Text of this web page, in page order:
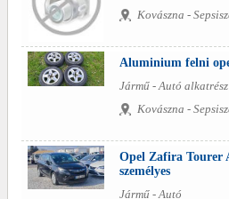
Kovászna -
Aluminium felni
Jármű - Autó alkatrész
Kovászna -
Opel Zafira Tourer
személyes
Jármű - Autó